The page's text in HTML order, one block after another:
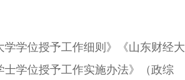
学学位授予工作细则》《山东财经大
士学位授予工作实施办法》（政综